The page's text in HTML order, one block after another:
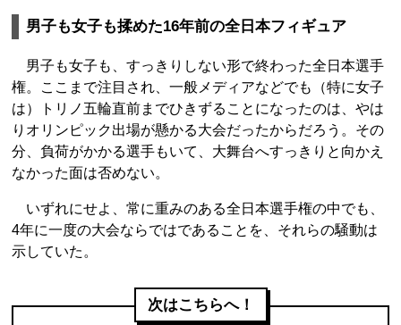
男子も女子も揉めた16年前の全日本フィギュア
男子も女子も、すっきりしない形で終わった全日本選手
権。ここまで注目され、一般メディアなどでも（特に女子
は）トリノ五輪直前までひきずることになったのは、やは
りオリンピック出場が懸かる大会だったからだろう。その
分、負荷がかかる選手もいて、大舞台へすっきりと向かえ
なかった面は否めない。
いずれにせよ、常に重みのある全日本選手権の中でも、
4年に一度の大会ならではであることを、それらの騒動は
示していた。
次はこちらへ！